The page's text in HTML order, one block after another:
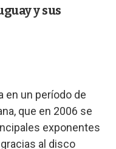
y sus
en un período de
que en 2006 se
exponentes
al disco